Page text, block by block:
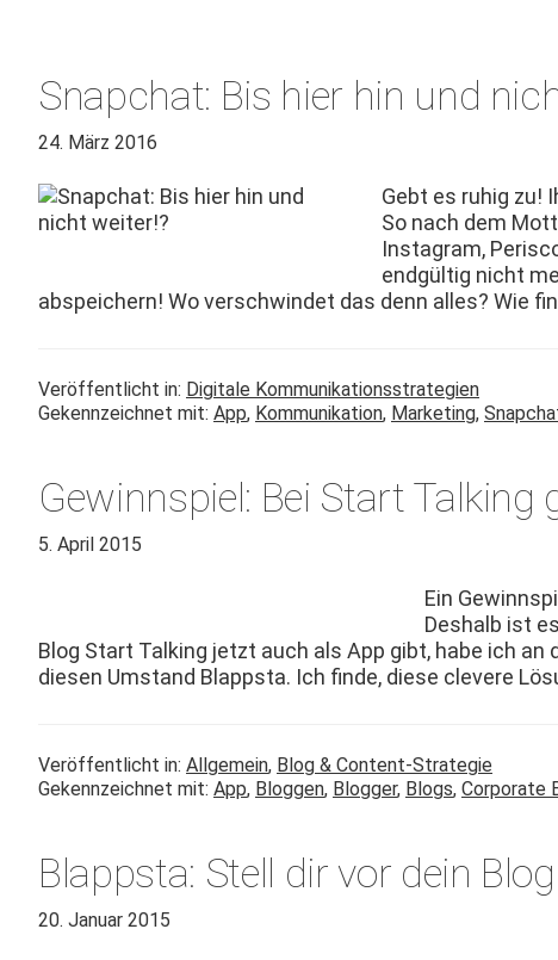
Snapchat: Bis hier hin und
24. März 2016
Gebt es ruhig zu!
So nach dem
Insta­gram,
endgültig nicht
abspe­ich­ern! Wo ver­schwindet das denn alles? Wie
Veröffentlicht in: Digitale Kommunikationsstrategien
Gekennzeichnet mit: App, Kommunikation, Marketing,
Gewinnspiel: Bei Start Talking
5. April 2015
Ein
Deshalb ist
Blog Start Talk­ing jet­zt auch als App gibt, habe ich
diesen Umstand Blapp­s­ta. Ich finde, diese cle­vere
Veröffentlicht in: Allgemein, Blog & Content-Strategie
Gekennzeichnet mit: App, Bloggen, Blogger, Blogs, Corporate
Blappsta: Stell dir vor dein
20. Januar 2015